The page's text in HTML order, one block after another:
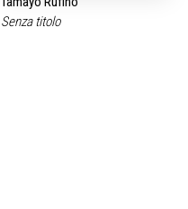
Senza titolo